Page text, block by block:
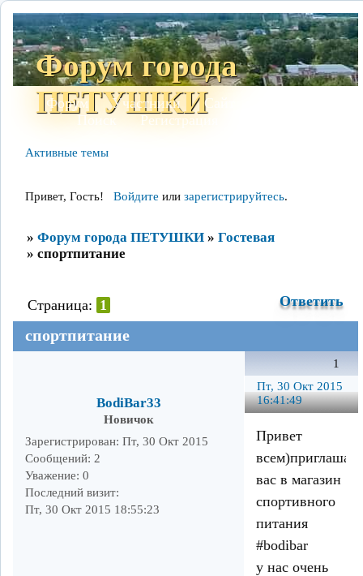
Форум города
ПЕТУШКИ
Форум Участники Сайт
Поиск
Регистрация
Активные темы
Привет, Гость! Войдите или зарегистрируйтесь.
» Форум города ПЕТУШКИ » Гостевая
» спортпитание
спортпитание
Страница: 1 Ответить
1
Пт, 30 Окт 2015
16:41:49
BodiBar33
Новичок
Зарегистрирован: Пт, 30 Окт 2015
Сообщений: 2
Уважение: 0
Последний визит:
Пт, 30 Окт 2015 18:55:23
Привет
всем)приглашаю
вас в магазин
спортивного
питания
#bodibar
у нас очень